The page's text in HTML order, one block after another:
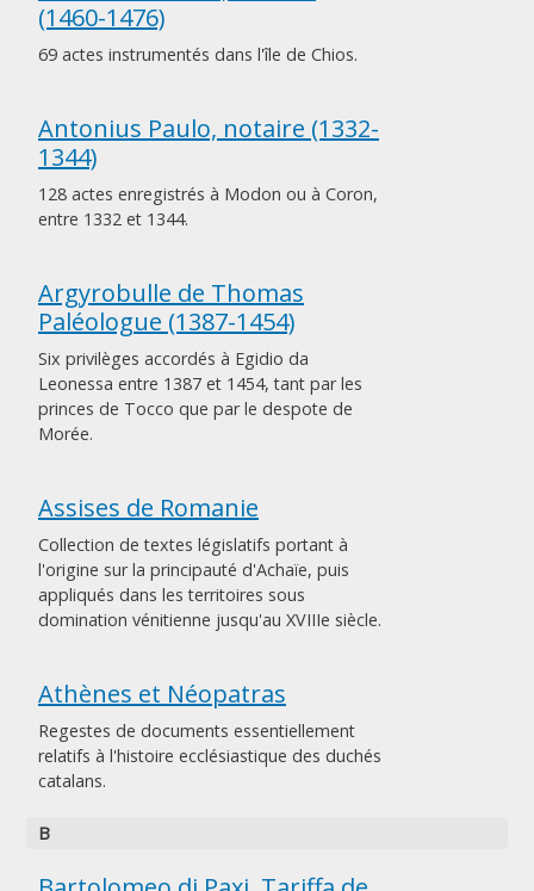
(1460-1476)
69 actes instrumentés dans l'île de Chios.
Antonius Paulo, notaire (1332-
1344)
128 actes enregistrés à Modon ou à Coron,
entre 1332 et 1344.
Argyrobulle de Thomas
Paléologue (1387-1454)
Six privilèges accordés à Egidio da
Leonessa entre 1387 et 1454, tant par les
princes de Tocco que par le despote de
Morée.
Assises de Romanie
Collection de textes législatifs portant à
l'origine sur la principauté d'Achaïe, puis
appliqués dans les territoires sous
domination vénitienne jusqu'au XVIIIe siècle.
Athènes et Néopatras
Regestes de documents essentiellement
relatifs à l'histoire ecclésiastique des duchés
catalans.
B